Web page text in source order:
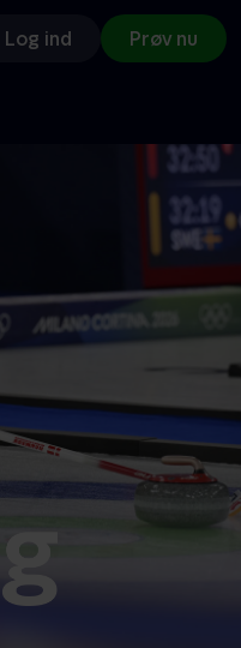
Log ind Prøv nu